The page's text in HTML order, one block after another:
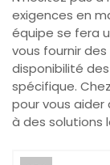
exigences en
équipe se fera
vous fournir
disponibilité
spécifique.
pour vous
à des solutions